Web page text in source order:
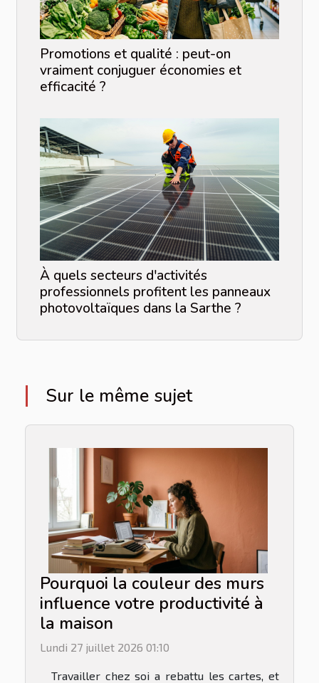
Promotions et qualité : peut-on
vraiment conjuguer économies et
efficacité ?
À quels secteurs d'activités
professionnels profitent les panneaux
photovoltaïques dans la Sarthe ?
Sur le même sujet
Pourquoi la couleur des murs
influence votre productivité à
la maison
Lundi 27 juillet 2026 01:10
Travailler chez soi a rebattu les cartes, et